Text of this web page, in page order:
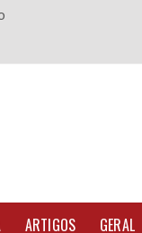
ARTIGOS GERAL